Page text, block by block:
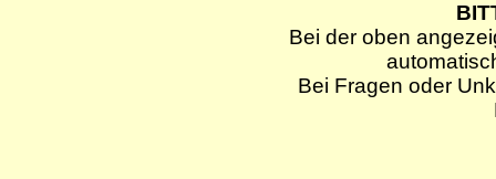
Bei der oben
Bei Fragen oder